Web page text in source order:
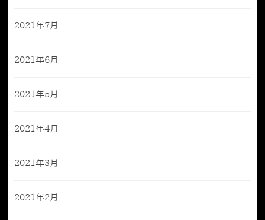
2021年7月
2021年6月
2021年5月
2021年4月
2021年3月
2021年2月